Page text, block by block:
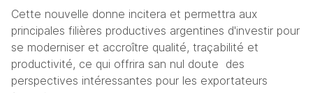
Cette nouvelle donne incitera et permettra aux
principales filières productives argentines d'investir pour
se moderniser et accroître qualité, traçabilité et
productivité, ce qui offrira san nul doute  des
perspectives intéressantes pour les exportateurs